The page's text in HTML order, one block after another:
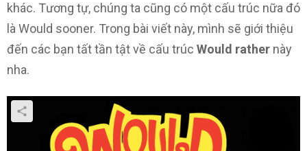
khác. Tương tự, chúng ta cũng có một cấu trúc nữa đó
là Would sooner. Trong bài viết này, mình sẽ giới thiệu
đến các bạn tất tần tật về cấu trúc Would rather này
nha.